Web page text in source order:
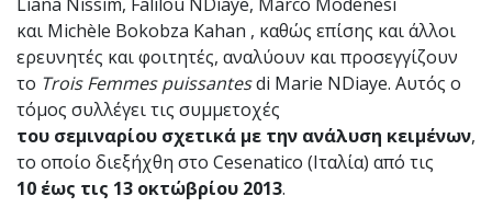
και Michèle Bokobza Kahan , καθώς επίσης και άλλοι
ερευνητές και φοιτητές, αναλύουν και προσεγγίζουν
το Trois Femmes puissantesdi Marie NDiaye. Αυτός ο
τόμος συλλέγει τις συμμετοχές
του σεμιναρίου σχετικά με την ανάλυση κειμένων,
το οποίο διεξήχθη στο Cesenatico (Ιταλία) από τις
10 έως τις 13 οκτώβρίου 2013.